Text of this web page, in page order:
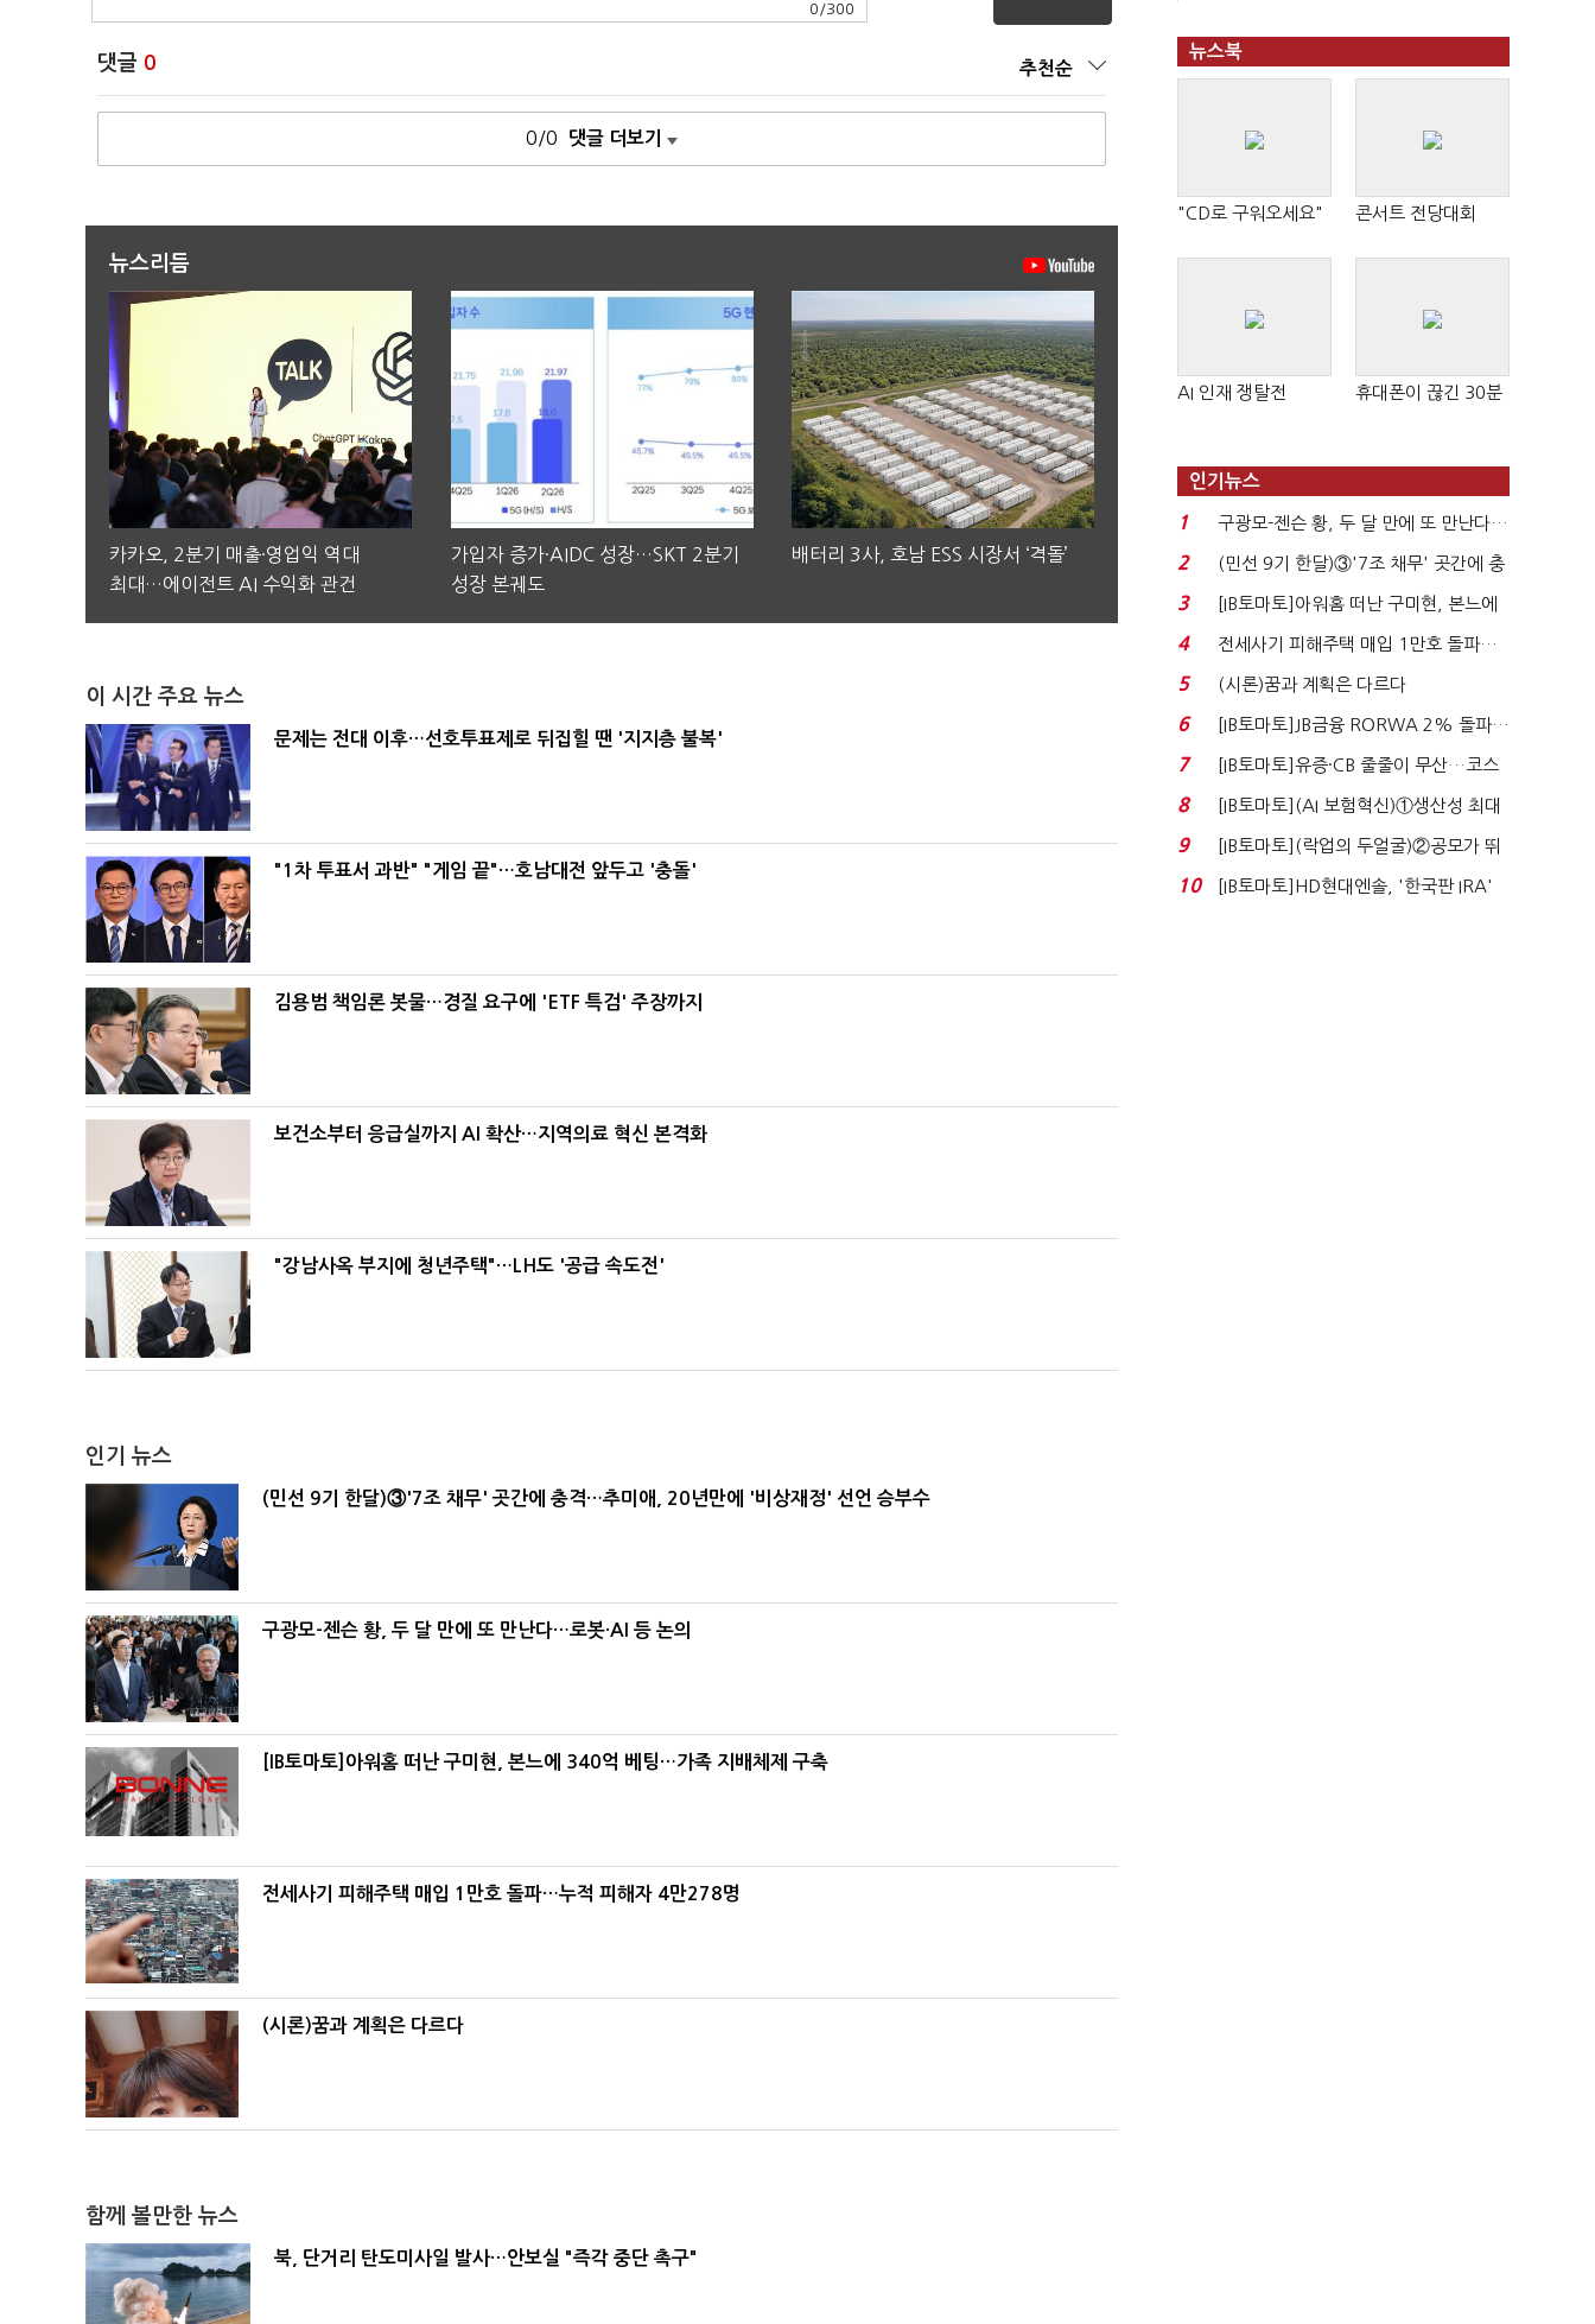
0 /300
댓글 0 추천순
0/0 댓글 더보기
뉴스리듬
카카오, 2분기 매출·영업익 역대
최대…에이전트 AI 수익화 관건
가입자 증가·AIDC 성장…SKT 2분기
성장 본궤도
배터리 3사, 호남 ESS 시장서 ‘격돌’
이 시간 주요 뉴스
문제는 전대 이후…선호투표제로 뒤집힐 땐 '지지층 불복'
"1차 투표서 과반" "게임 끝"…호남대전 앞두고 '충돌'
김용범 책임론 봇물…경질 요구에 'ETF 특검' 주장까지
보건소부터 응급실까지 AI 확산…지역의료 혁신 본격화
"강남사옥 부지에 청년주택"…LH도 '공급 속도전'
인기 뉴스
(민선 9기 한달)③'7조 채무' 곳간에 충격…추미애, 20년만에 '비상재정' 선언 승부수
구광모-젠슨 황, 두 달 만에 또 만난다…로봇·AI 등 논의
[IB토마토]아워홈 떠난 구미현, 본느에 340억 베팅…가족 지배체제 구축
전세사기 피해주택 매입 1만호 돌파…누적 피해자 4만278명
(시론)꿈과 계획은 다르다
함께 볼만한 뉴스
북, 단거리 탄도미사일 발사…안보실 "즉각 중단 촉구"
뉴스북
"CD로 구워오세요" 콘서트 전당대회
AI 인재 쟁탈전 휴대폰이 끊긴 30분
인기뉴스
1
구광모-젠슨 황, 두 달 만에 또 만난다…
로봇·AI 등 논...
2
(민선 9기 한달)③'7조 채무' 곳간에 충
격…추미애, 20년...
3
[IB토마토]아워홈 떠난 구미현, 본느에
340억 베팅…가...
4
전세사기 피해주택 매입 1만호 돌파…
누적 피해자 4만2...
5 (시론)꿈과 계획은 다르다
6
[IB토마토]JB금융 RORWA 2% 돌파…
실적 견인은 은행 ...
7
[IB토마토]유증·CB 줄줄이 무산…코스
닥 벌점 급증에 ...
8
[IB토마토](AI 보험혁신)①생산성 최대
80% 개선…현실...
9
[IB토마토](락업의 두얼굴)②공모가 뛰
자 첫날 매도…FI ...
10
[IB토마토]HD현대엔솔, '한국판 IRA'